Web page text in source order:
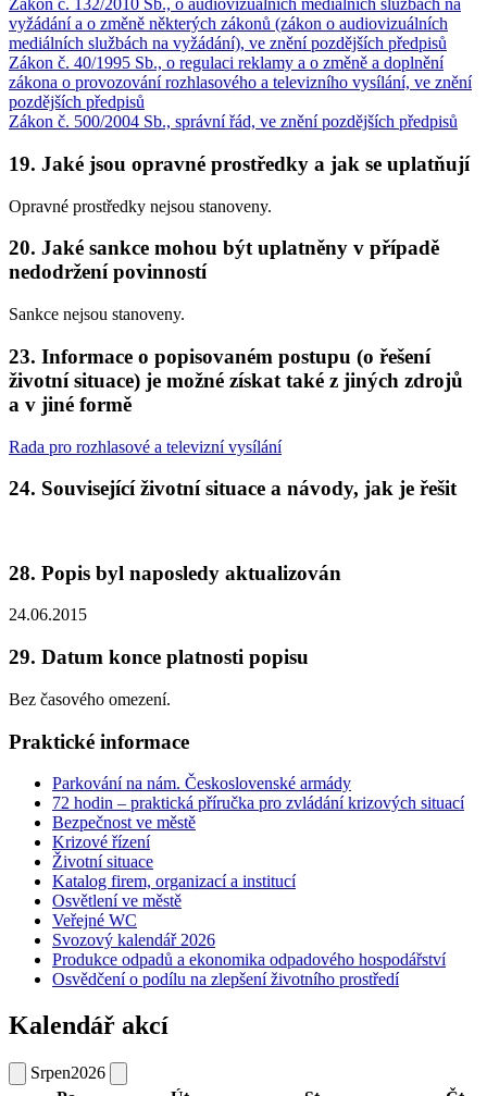
Zákon č. 132/2010 Sb., o audiovizuálních mediálních službách na
vyžádání a o změně některých zákonů (zákon o audiovizuálních
mediálních službách na vyžádání), ve znění pozdějších předpisů
Zákon č. 40/1995 Sb., o regulaci reklamy a o změně a doplnění
zákona o provozování rozhlasového a televizního vysílání, ve znění
pozdějších předpisů
Zákon č. 500/2004 Sb., správní řád, ve znění pozdějších předpisů
19. Jaké jsou opravné prostředky a jak se uplatňují
Opravné prostředky nejsou stanoveny.
20. Jaké sankce mohou být uplatněny v případě
nedodržení povinností
Sankce nejsou stanoveny.
23. Informace o popisovaném postupu (o řešení
životní situace) je možné získat také z jiných zdrojů
a v jiné formě
Rada pro rozhlasové a televizní vysílání
24. Související životní situace a návody, jak je řešit
28. Popis byl naposledy aktualizován
24.06.2015
29. Datum konce platnosti popisu
Bez časového omezení.
Praktické informace
Parkování na nám. Československé armády
72 hodin – praktická příručka pro zvládání krizových situací
Bezpečnost ve městě
Krizové řízení
Životní situace
Katalog firem, organizací a institucí
Osvětlení ve městě
Veřejné WC
Svozový kalendář 2026
Produkce odpadů a ekonomika odpadového hospodářství
Osvědčení o podílu na zlepšení životního prostředí
Kalendář akcí
Srpen2026